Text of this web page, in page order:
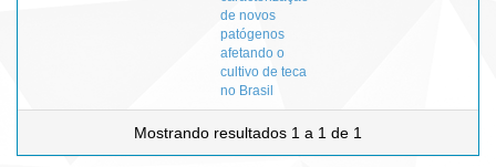
de novos
patógenos
afetando o
cultivo de teca
no Brasil
Mostrando resultados 1 a 1 de 1